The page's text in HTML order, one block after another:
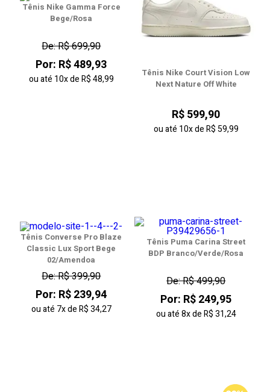
Tênis Nike Gamma Force
Bege/Rosa
De: R$ 699,90
Por: R$ 489,93
ou até 10xdeR$ 48,99
Tênis Nike Court Vision Low
Next Nature Off White
R$ 599,90
ou até 10xdeR$ 59,99
Tênis Converse Pro Blaze
Classic Lux Sport Bege
02/Amendoa
De: R$ 399,90
Por: R$ 239,94
ou até 7xdeR$ 34,27
Tênis Puma Carina Street
BDP Branco/Verde/Rosa
De: R$ 499,90
Por: R$ 249,95
ou até8xdeR$ 31,24